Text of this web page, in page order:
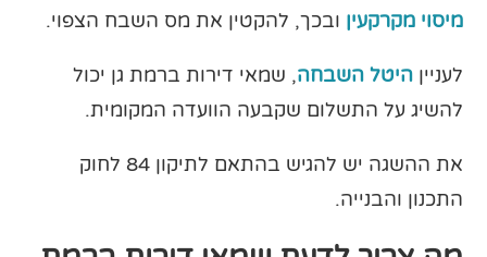
מיסוי מקרקעין ובכך, להקטין את מס השבח הצפוי.
לענייןהיטל השבחה, שמאי דירות ברמת גן יכול
להשיג על התשלום שקבעה הוועדה המקומית.
את ההשגה יש להגיש בהתאם לתיקון 84 לחוק
התכנון והבנייה.